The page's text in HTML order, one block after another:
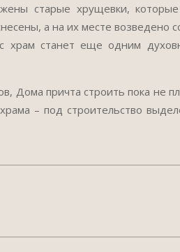
старые хрущевки,
а на их месте возведено
храм станет еще одним
Дома причта строить пока не
– под строительство